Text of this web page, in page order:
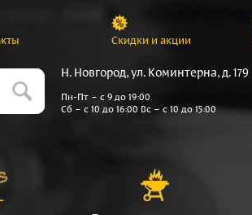
Скидки и акции
Н. Новгород, ул. Коминтерна, д. 179
Пн-Пт – с 9 до 19:00
Сб – с 10 до 16:00 Вс – с 10 до 15:00